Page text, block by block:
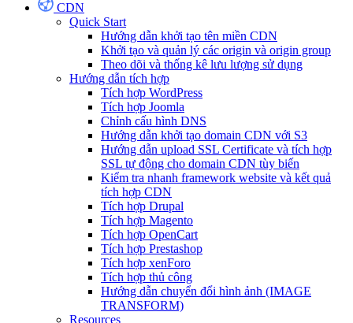
CDN
Quick Start
Hướng dẫn khởi tạo tên miền CDN
Khởi tạo và quản lý các origin và origin group
Theo dõi và thống kê lưu lượng sử dụng
Hướng dẫn tích hợp
Tích hợp WordPress
Tích hợp Joomla
Chỉnh cấu hình DNS
Hướng dẫn khởi tạo domain CDN với S3
Hướng dẫn upload SSL Certificate và tích hợp
SSL tự động cho domain CDN tùy biến
Kiểm tra nhanh framework website và kết quả
tích hợp CDN
Tích hợp Drupal
Tích hợp Magento
Tích hợp OpenCart
Tích hợp Prestashop
Tích hợp xenForo
Tích hợp thủ công
Hướng dẫn chuyển đổi hình ảnh (IMAGE
TRANSFORM)
Resources